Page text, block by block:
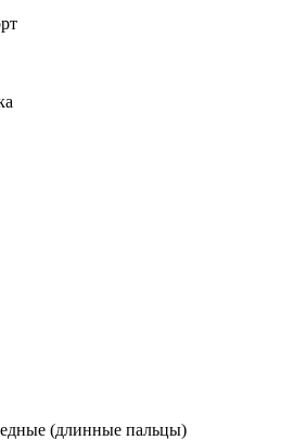
(длинные пальцы)